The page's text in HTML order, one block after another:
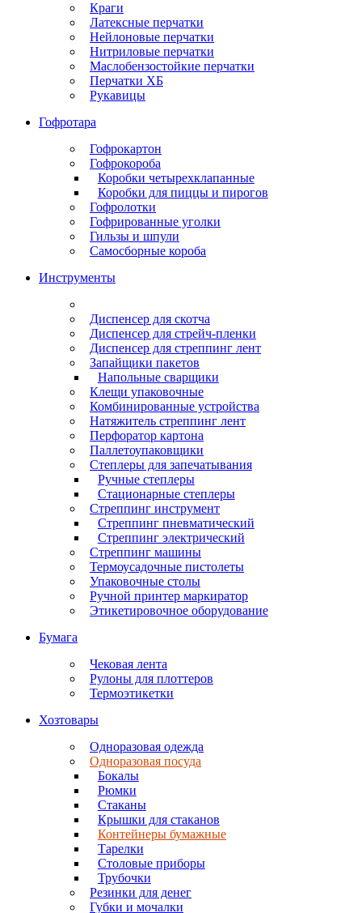
Краги
Латексные перчатки
Нейлоновые перчатки
Нитриловые перчатки
Маслобензостойкие перчатки
Перчатки ХБ
Рукавицы
Гофротара
Гофрокартон
Гофрокороба
Коробки четырехклапанные
Коробки для пиццы и пирогов
Гофролотки
Гофрированные уголки
Гильзы и шпули
Самосборные короба
Инструменты
Диспенсер для скотча
Диспенсер для стрейч-пленки
Диспенсер для стреппинг лент
Запайщики пакетов
Напольные сварщики
Клещи упаковочные
Комбинированные устройства
Натяжитель стреппинг лент
Перфоратор картона
Паллетоупаковщики
Степлеры для запечатывания
Ручные степлеры
Стационарные степлеры
Стреппинг инструмент
Стреппинг пневматический
Стреппинг электрический
Стреппинг машины
Термоусадочные пистолеты
Упаковочные столы
Ручной принтер маркиратор
Этикетировочное оборудование
Бумага
Чековая лента
Рулоны для плоттеров
Термоэтикетки
Хозтовары
Одноразовая одежда
Одноразовая посуда
Бокалы
Рюмки
Стаканы
Крышки для стаканов
Контейнеры бумажные
Тарелки
Столовые приборы
Трубочки
Резинки для денег
Губки и мочалки